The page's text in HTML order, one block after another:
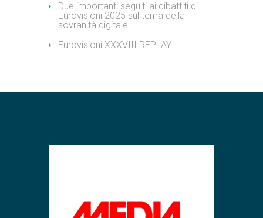
Due importanti seguiti ai dibattiti di
Eurovisioni 2025 sul tema della
sovranità digitale.
Eurovisioni XXXVIII REPLAY